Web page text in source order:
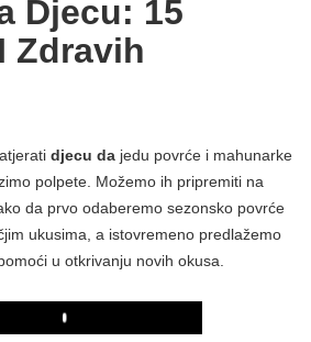
Djecu: 15
Zdravih
djecu da jedu povrće i mahunarke
polpete. Možemo ih pripremiti na
da prvo odaberemo sezonsko povrće
ukusima, a istovremeno predlažemo
u otkrivanju novih okusa.
Play